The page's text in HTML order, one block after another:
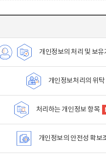
개인정보의 처리 및 보유
개인정보처리의 위탁
처리하는 개인정보 항목
개인정보의 안전성 확보